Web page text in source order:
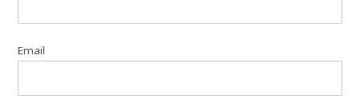
Email